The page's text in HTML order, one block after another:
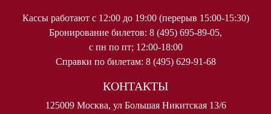
Кассы работают с 12:00 до 19:00 (перерыв 15:00-15:30)
Бронирование билетов: 8 (495) 695-89-05,
с пн по пт; 12:00-18:00
Справки по билетам: 8 (495) 629-91-68
КОНТАКТЫ
125009 Москва, ул Большая Никитская 13/6